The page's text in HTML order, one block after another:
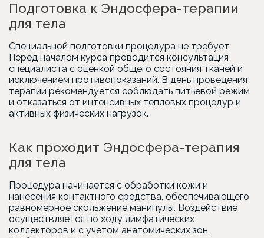
Подготовка к Эндосфера-терапии
для тела
Специальной подготовки процедура не требует.
Перед началом курса проводится консультация
специалиста с оценкой общего состояния тканей и
исключением противопоказаний. В день проведения
терапии рекомендуется соблюдать питьевой режим
и отказаться от интенсивных тепловых процедур и
активных физических нагрузок.
Как проходит Эндосфера-терапия
для тела
Процедура начинается с обработки кожи и
нанесения контактного средства, обеспечивающего
равномерное скольжение манипулы. Воздействие
осуществляется по ходу лимфатических
коллекторов и с учетом анатомических зон,